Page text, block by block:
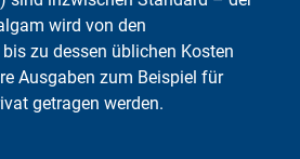
wird von den
zu dessen üblichen Kosten
Ausgaben zum Beispiel für
getragen werden.